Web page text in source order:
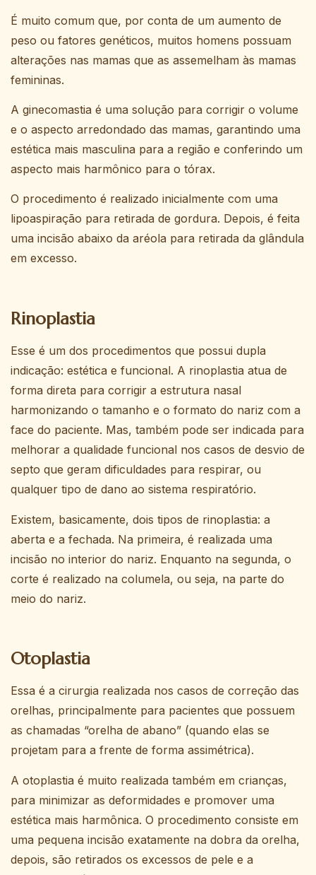
É muito comum que, por conta de um aumento de
peso ou fatores genéticos, muitos homens possuam
alterações nas mamas que as assemelham às mamas
femininas.
A ginecomastia é uma solução para corrigir o volume
e o aspecto arredondado das mamas, garantindo uma
estética mais masculina para a região e conferindo um
aspecto mais harmônico para o tórax.
O procedimento é realizado inicialmente com uma
lipoaspiração para retirada de gordura. Depois, é feita
uma incisão abaixo da aréola para retirada da glândula
em excesso.
Rinoplastia
Esse é um dos procedimentos que possui dupla
indicação: estética e funcional. A rinoplastia atua de
forma direta para corrigir a estrutura nasal
harmonizando o tamanho e o formato do nariz com a
face do paciente. Mas, também pode ser indicada para
melhorar a qualidade funcional nos casos de desvio de
septo que geram dificuldades para respirar, ou
qualquer tipo de dano ao sistema respiratório.
Existem, basicamente, dois tipos de rinoplastia: a
aberta e a fechada. Na primeira, é realizada uma
incisão no interior do nariz. Enquanto na segunda, o
corte é realizado na columela, ou seja, na parte do
meio do nariz.
Otoplastia
Essa é a cirurgia realizada nos casos de correção das
orelhas, principalmente para pacientes que possuem
as chamadas “orelha de abano” (quando elas se
projetam para a frente de forma assimétrica).
A otoplastia é muito realizada também em crianças,
para minimizar as deformidades e promover uma
estética mais harmônica. O procedimento consiste em
uma pequena incisão exatamente na dobra da orelha,
depois, são retirados os excessos de pele e a